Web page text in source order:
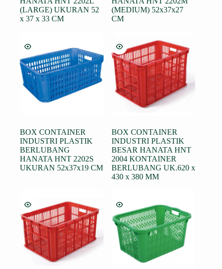
(LARGE) UKURAN 52
x 37 x 33 CM
(MEDIUM) 52x37x27
CM
BOX CONTAINER
INDUSTRI PLASTIK
BERLUBANG
HANATA HNT 2202S
UKURAN 52x37x19 CM
BOX CONTAINER
INDUSTRI PLASTIK
BESAR HANATA HNT
2004 KONTAINER
BERLUBANG UK.620 x
430 x 380 MM